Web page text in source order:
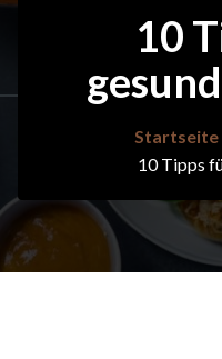
10
Startseite
10 Tipps
1Nov.